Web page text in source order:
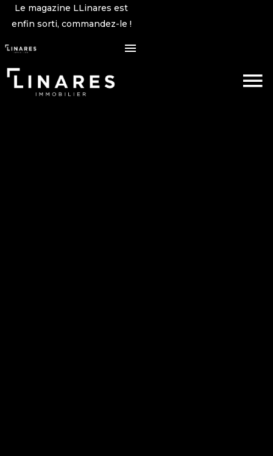
Le magazine LLinares est
enfin sorti, commandez-le !